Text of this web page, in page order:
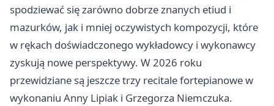
spodziewać się zarówno dobrze znanych etiud i
mazurków, jak i mniej oczywistych kompozycji, które
w rękach doświadczonego wykładowcy i wykonawcy
zyskują nowe perspektywy. W 2026 roku
przewidziane są jeszcze trzy recitale fortepianowe w
wykonaniu Anny Lipiak i Grzegorza Niemczuka.